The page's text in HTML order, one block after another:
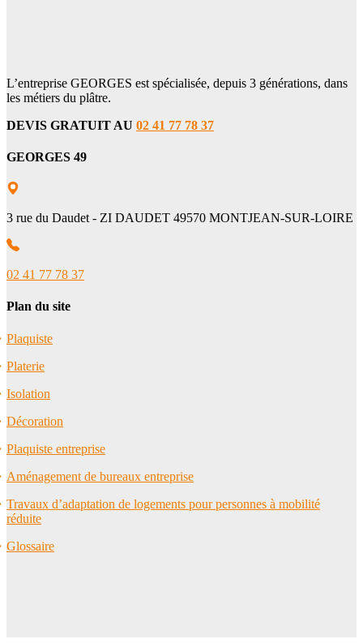
L’entreprise GEORGES est spécialisée, depuis 3 générations, dans
les métiers du plâtre.
DEVIS GRATUIT AU 02 41 77 78 37
GEORGES 49
3 rue du Daudet - ZI DAUDET 49570 MONTJEAN-SUR-LOIRE
02 41 77 78 37
Plan du site
Plaquiste
Platerie
Isolation
Décoration
Plaquiste entreprise
Aménagement de bureaux entreprise
Travaux d’adaptation de logements pour personnes à mobilité
réduite
Glossaire